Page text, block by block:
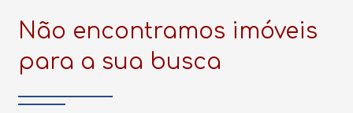
Não encontramos imóveis
para a sua busca